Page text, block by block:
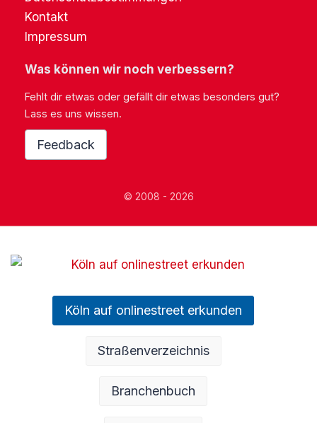
Kontakt
Impressum
Was können wir noch verbessern?
Fehlt dir etwas oder gefällt dir etwas besonders gut?
Lass es uns wissen.
Feedback
© 2008 - 2026
Köln auf onlinestreet erkunden
Straßenverzeichnis
Branchenbuch